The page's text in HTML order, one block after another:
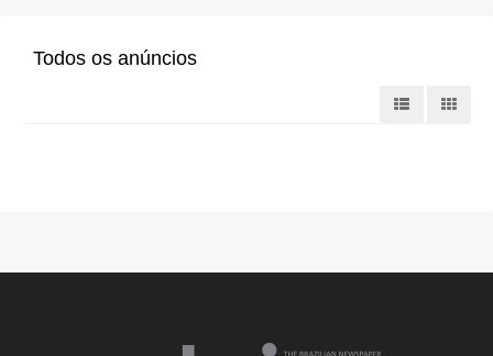
Todos os anúncios